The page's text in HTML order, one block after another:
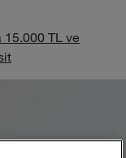
15.000 TL ve